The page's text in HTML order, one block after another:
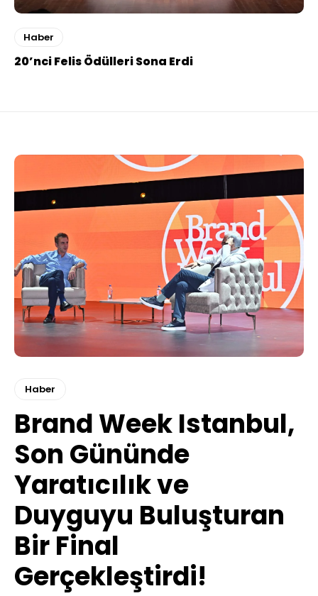
Haber
20’nci Felis Ödülleri Sona Erdi
Haber
Brand Week Istanbul,
Son Gününde
Yaratıcılık ve
Duyguyu Buluşturan
Bir Final
Gerçekleştirdi!